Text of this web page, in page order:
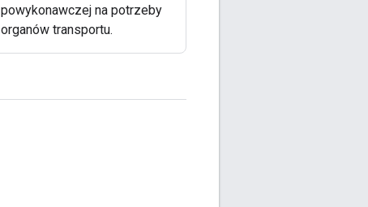
powykonawczej na potrzeby
organów transportu.